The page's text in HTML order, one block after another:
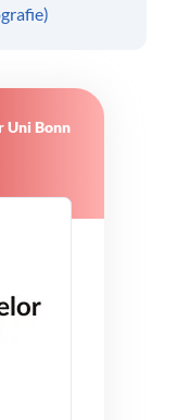
Uni Bonn